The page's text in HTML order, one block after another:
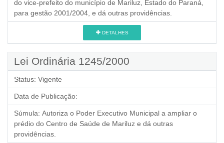
do vice-prefeito do município de Mariluz, Estado do Paraná,
para gestão 2001/2004, e dá outras providências.
DETALHES
Lei Ordinária 1245/2000
Status: Vigente
Data de Publicação:
Súmula: Autoriza o Poder Executivo Municipal a ampliar o
prédio do Centro de Saúde de Mariluz e dá outras
providências.